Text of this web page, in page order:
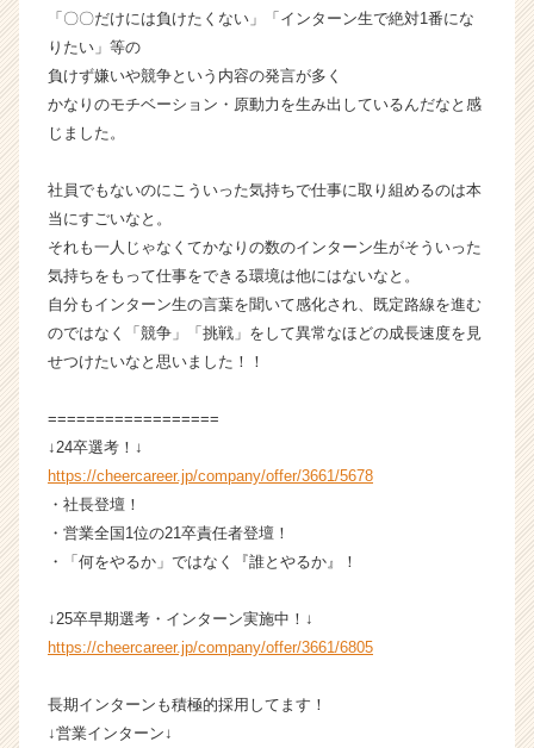
就
サ
イ
ア
リ
ア
（C
h
e
r
e
r）
「〇〇だけには負けたくない」「インターン生で絶対1番にな
りたい」等の
負けず嫌いや競争という内容の発言が多く
かなりのモチベーション・原動力を生み出しているんだなと感
じました。
社員でもないのにこういった気持ちで仕事に取り組めるのは本
当にすごいなと。
それも一人じゃなくてかなりの数のインターン生がそういった
気持ちをもって仕事をできる環境は他にはないなと。
自分もインターン生の言葉を聞いて感化され、既定路線を進む
のではなく「競争」「挑戦」をして異常なほどの成長速度を見
せつけたいなと思いました！！
==================
↓24卒選考！↓
https://cheercareer.jp/company/offer/3661/5678
・社長登壇！
・営業全国1位の21卒責任者登壇！
・「何をやるか」ではなく『誰とやるか』！
↓25卒早期選考・インターン実施中！↓
https://cheercareer.jp/company/offer/3661/6805
長期インターンも積極的採用してます！
↓営業インターン↓